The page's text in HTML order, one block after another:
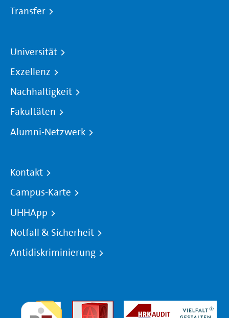
Transfer
Universität
Exzellenz
Nachhaltigkeit
Fakultäten
Alumni-Netzwerk
Kontakt
Campus-Karte
UHHApp
Notfall & Sicherheit
Antidiskriminierung